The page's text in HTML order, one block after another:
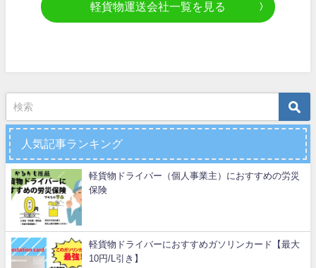
軽貨物運送会社一覧を見る
人気記事ランキング
軽貨物ドライバー（個人事業主）におすすめの労災
保険
軽貨物ドライバーにおすすめガソリンカード【最大
10円/L引き】